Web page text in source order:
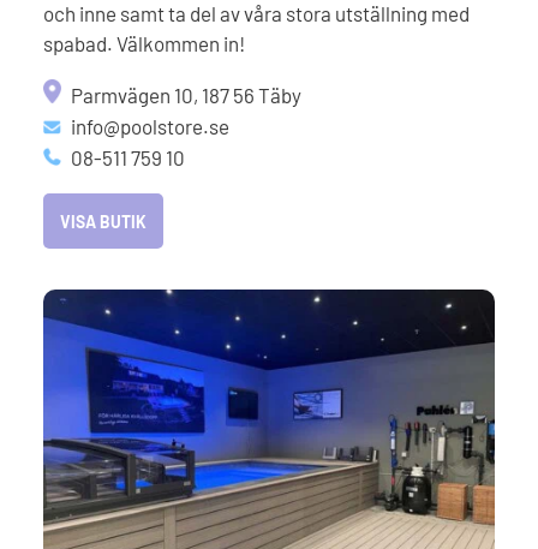
och inne samt ta del av våra stora utställning med
spabad. Välkommen in!
Parmvägen 10, 187 56 Täby
info@poolstore.se
08-511 759 10
VISA BUTIK